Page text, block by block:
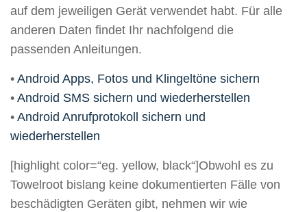
auf dem jeweiligen Gerät verwendet habt. Für alle
anderen Daten findet Ihr nachfolgend die
passenden Anleitungen.
• Android Apps, Fotos und Klingeltöne sichern
• Android SMS sichern und wiederherstellen
• Android Anrufprotokoll sichern und
wiederherstellen
[highlight color=“eg. yellow, black“]Obwohl es zu
Towelroot bislang keine dokumentierten Fälle von
beschädigten Geräten gibt, nehmen wir wie